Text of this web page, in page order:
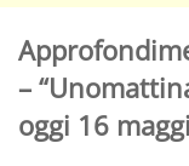
–
oggi 16